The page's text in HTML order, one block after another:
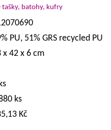
tašky, batohy, kufry
PU, 51% GRS recycled PU
x 42 x 6 cm
ks
Kč